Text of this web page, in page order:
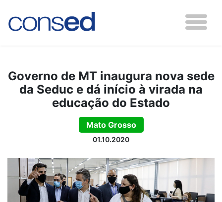
Governo de MT inaugura nova sede
da Seduc e dá início à virada na
educação do Estado
Mato Grosso
01.10.2020